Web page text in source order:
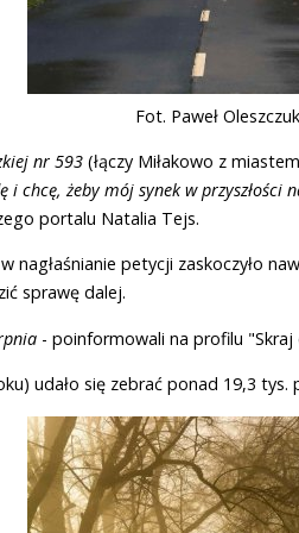
Fot. Paweł Oleszczuk
nr 593 (łączy Miłakowo z
chcę, żeby mój synek w przyszłości
portalu Natalia Tejs.
nagłaśnianie petycji zaskoczyło
sprawę dalej.
- poinformowali na profilu "Skraj
udało się zebrać ponad 19,3 tys.